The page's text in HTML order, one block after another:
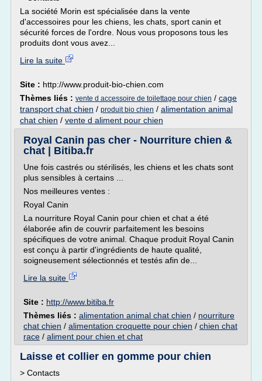
La société Morin est spécialisée dans la vente
d'accessoires pour les chiens, les chats, sport canin et
sécurité forces de l'ordre. Nous vous proposons tous les
produits dont vous avez...
Lire la suite
Site : http://www.produit-bio-chien.com
Thèmes liés : vente d accessoire de toilettage pour chien / cage
transport chat chien / produit bio chien / alimentation animal
chat chien / vente d aliment pour chien
Royal Canin pas cher - Nourriture chien &
chat | Bitiba.fr
Une fois castrés ou stérilisés, les chiens et les chats sont
plus sensibles à certains ...
Nos meilleures ventes :
Royal Canin
La nourriture Royal Canin pour chien et chat a été
élaborée afin de couvrir parfaitement les besoins
spécifiques de votre animal. Chaque produit Royal Canin
est conçu à partir d'ingrédients de haute qualité,
soigneusement sélectionnés et testés afin de...
Lire la suite
Site : http://www.bitiba.fr
Thèmes liés : alimentation animal chat chien / nourriture
chat chien / alimentation croquette pour chien / chien chat
race / aliment pour chien et chat
Laisse et collier en gomme pour chien
> Contacts